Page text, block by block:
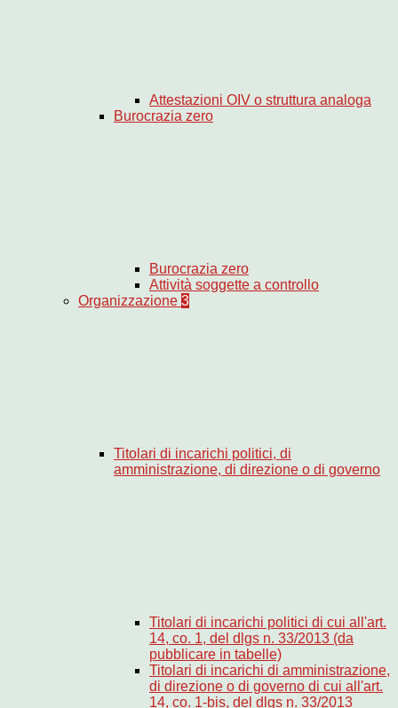
Attestazioni OIV o struttura analoga
Burocrazia zero
Burocrazia zero
Attività soggette a controllo
Organizzazione 3
Titolari di incarichi politici, di
amministrazione, di direzione o di governo
Titolari di incarichi politici di cui all'art.
14, co. 1, del dlgs n. 33/2013 (da
pubblicare in tabelle)
Titolari di incarichi di amministrazione,
di direzione o di governo di cui all'art.
14, co. 1-bis, del dlgs n. 33/2013